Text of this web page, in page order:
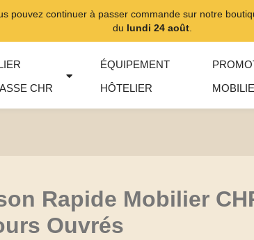
pouvez continuer à passer commande sur notre
du lundi 24 août
CHR
ÉQUIPEMENT
HÔTELIER
Rapide Mobilier
Ouvrés